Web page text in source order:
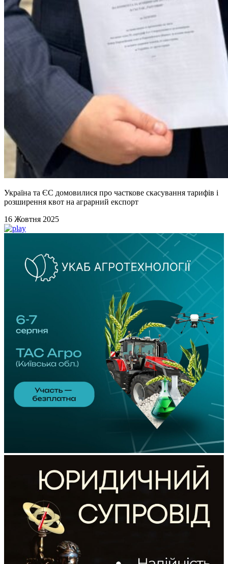
Україна та ЄС домовилися про часткове скасування тарифів і
розширення квот на аграрний експорт
16 Жовтня 2025